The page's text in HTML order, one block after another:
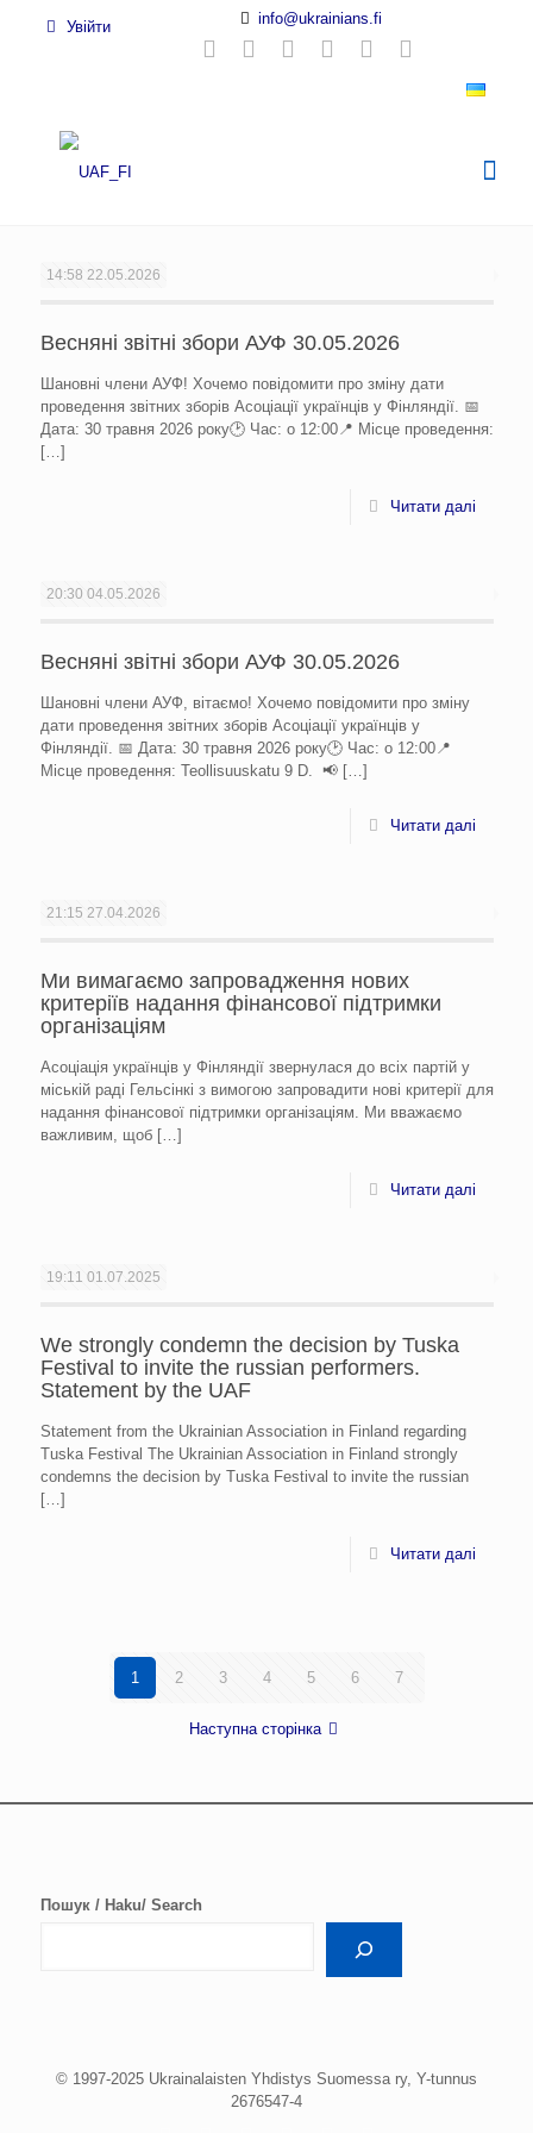
Увійти info@ukrainians.fi
14:58 22.05.2026
Весняні звітні збори АУФ 30.05.2026
Шановні члени АУФ! Хочемо повідомити про зміну дати
проведення звітних зборів Асоціації українців у Фінляндії. 📅
Дата: 30 травня 2026 року🕑 Час: о 12:00📍 Місце проведення:
[…]
Читати далі
20:30 04.05.2026
Весняні звітні збори АУФ 30.05.2026
Шановні члени АУФ, вітаємо! Хочемо повідомити про зміну
дати проведення звітних зборів Асоціації українців у
Фінляндії. 📅 Дата: 30 травня 2026 року🕑 Час: о 12:00📍
Місце проведення: Teollisuuskatu 9 D. 📢[…]
Читати далі
21:15 27.04.2026
Ми вимагаємо запровадження нових
критеріїв надання фінансової підтримки
організаціям
Асоціація українців у Фінляндії звернулася до всіх партій у
міській раді Гельсінкі з вимогою запровадити нові критерії для
надання фінансової підтримки організаціям. Ми вважаємо
важливим, щоб[…]
Читати далі
19:11 01.07.2025
We strongly condemn the decision by Tuska
Festival to invite the russian performers.
Statement by the UAF
Statement from the Ukrainian Association in Finland regarding
Tuska Festival The Ukrainian Association in Finland strongly
condemns the decision by Tuska Festival to invite the russian
[…]
Читати далі
1 2 3 4 5 6 7
Наступна сторінка
Пошук / Haku/ Search
© 1997-2025 Ukrainalaisten Yhdistys Suomessa ry, Y-tunnus
2676547-4